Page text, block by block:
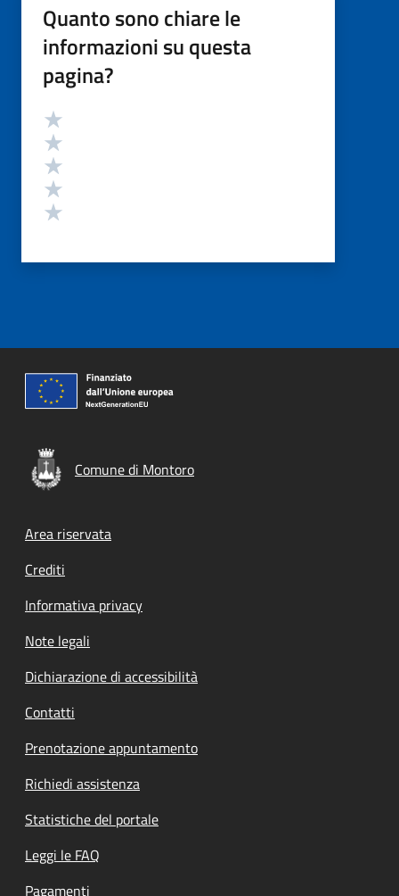
Quanto sono chiare le
informazioni su questa
pagina?
Valutazione
Comune di Montoro
Footer menu
Area riservata
Crediti
Informativa privacy
Note legali
Dichiarazione di accessibilità
Contatti
Prenotazione appuntamento
Richiedi assistenza
Statistiche del portale
Leggi le FAQ
Pagamenti